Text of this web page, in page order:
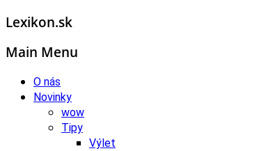
Lexikon.sk
Main Menu
O nás
Novinky
wow
Tipy
Výlet